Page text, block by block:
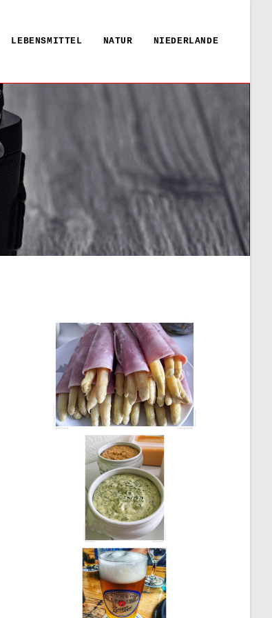
LEBENSMITTEL NATUR NIEDERLANDE